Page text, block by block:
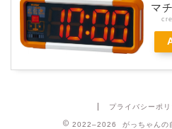
マ
プライバシーポリ
2022–2026 がっちゃんの